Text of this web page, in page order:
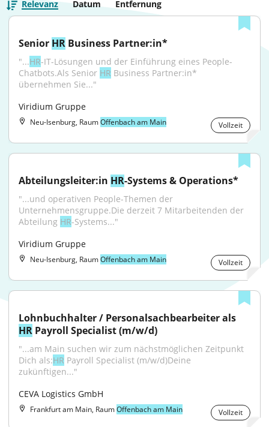
Relevanz Datum Entfernung
Senior HR Business Partner:in*
"...HR-IT-Lösungen und der Einführung eines People-
Chatbots.Als Senior HR Business Partner:in*
übernehmen Sie..."
Viridium Gruppe
Neu-Isenburg, RaumOffenbach am Main Vollzeit
Abteilungsleiter:in HR-Systems & Operations*
"...und operativen People-Themen der
Unternehmensgruppe.Die derzeit 7 Mitarbeitenden der
Abteilung HR-Systems..."
Viridium Gruppe
Neu-Isenburg, RaumOffenbach am Main Vollzeit
HR Payroll Specialist (m/w/d)
"...am Main suchen wir zum nächstmöglichen Zeitpunkt
Dich als:HR Payroll Specialist (m/w/d)Deine
zukünftigen..."
CEVA Logistics GmbH
Frankfurt am Main, RaumOffenbach am Main Vollzeit